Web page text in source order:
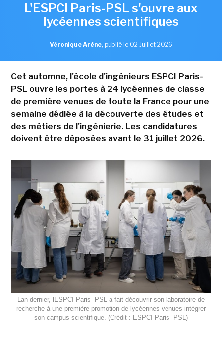
L'ESPCI Paris-PSL s'ouvre aux
lycéennes scientifiques
Véronique Arène, publié le 02 Juillet 2026
Cet automne, l'école d'ingénieurs ESPCI Paris-
PSL ouvre les portes à 24 lycéennes de classe
de première venues de toute la France pour une
semaine dédiée à la découverte des études et
des métiers de l'ingénierie. Les candidatures
doivent être déposées avant le 31 juillet 2026.
Lan dernier, lESPCI Paris  PSL a fait découvrir son laboratoire de
recherche à une première promotion de lycéennes venues intégrer
son campus scientifique. (Crédit : ESPCI Paris  PSL)